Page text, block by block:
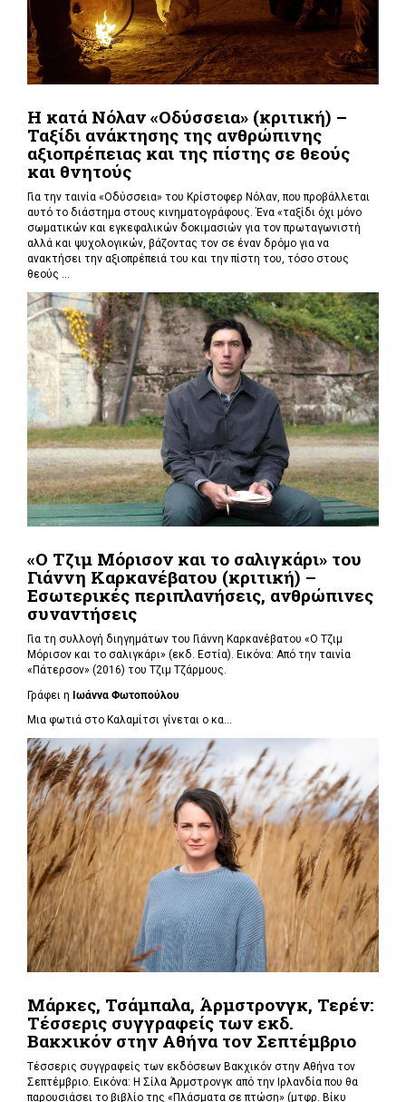
Η κατά Νόλαν «Οδύσσεια» (κριτική) –
Ταξίδι ανάκτησης της ανθρώπινης
αξιοπρέπειας και της πίστης σε θεούς
και θνητούς
Για την ταινία «Οδύσσεια» του Κρίστοφερ Νόλαν,που προβάλλεται
αυτό το διάστημα στους κινηματογράφους. Ένα «ταξίδι όχι μόνο
σωματικών και εγκεφαλικών δοκιμασιών για τον πρωταγωνιστή
αλλά και ψυχολογικών, βάζοντας τον σε έναν δρόμο για να
ανακτήσει την αξιοπρέπειά του και την πίστη του, τόσο στους
θεούς ...
«Ο Τζιμ Μόρισον και το σαλιγκάρι» του
Γιάννη Καρκανέβατου (κριτική) –
Εσωτερικές περιπλανήσεις, ανθρώπινες
συναντήσεις
Για τη συλλογή διηγημάτων του Γιάννη Καρκανέβατου «Ο Τζιμ
Μόρισον και το σαλιγκάρι» (εκδ. Εστία). Εικόνα: Από την ταινία
«Πάτερσον» (2016) του Τζιμ Τζάρμους.
Γράφει η Ιωάννα Φωτοπούλου
Μια φωτιά στο Καλαμίτσι γίνεται ο κα...
Μάρκες, Τσάμπαλα, Άρμστρονγκ, Τερέν:
Τέσσερις συγγραφείς των εκδ.
Βακχικόν στην Αθήνα τον Σεπτέμβριο
Τέσσερις συγγραφείς των εκδόσεων Βακχικόν στην Αθήνα τον
Σεπτέμβριο. Εικόνα: Η Σίλα Άρμστρονγκ από την Ιρλανδία που θα
παρουσιάσει το βιβλίο της «Πλάσματα σε πτώση» (μτφρ. Βίκυ